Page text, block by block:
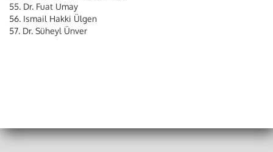
55. Dr. Fuat Umay
56. Ismail Hakki Ülgen
57. Dr. Süheyl Ünver